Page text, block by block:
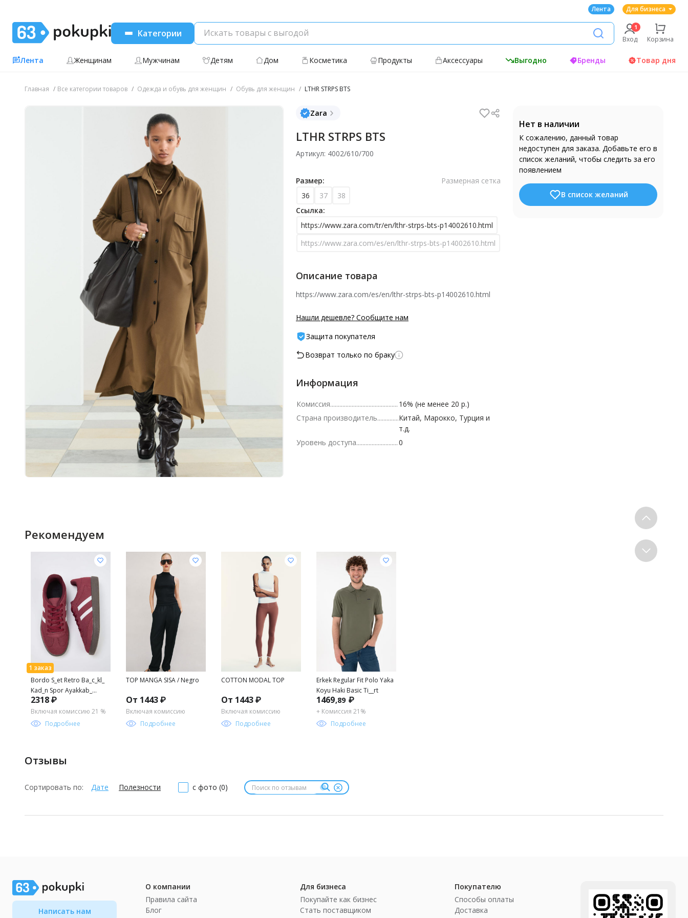
Лента Для бизнеса
Категории
Вход Корзина
Лента Женщинам Мужчинам Детям Дом Косметика Продукты Аксессуары Выгодно Бренды Товар дня
Главная Все категории товаров Одежда и обувь для женщин Обувь для женщин LTHR STRPS BTS
Zara
LTHR STRPS BTS
Артикул: 4002/610/700
Размер:
Размерная сетка
36
37
38
Ссылка:
https://www.zara.com/tr/en/lthr-strps-bts-p14002610.html
https://www.zara.com/es/en/lthr-strps-bts-p14002610.html
Нет в наличии
К сожалению, данный товар
недоступен для заказа. Добавьте его в
список желаний, чтобы следить за его
появлением
В список желаний
Описание товара
https://www.zara.com/es/en/lthr-strps-bts-p14002610.html
Нашли дешевле? Сообщите нам
Защита покупателя
Возврат только по браку
Информация
Комиссия
16% (не менее 20 р.)
Страна производитель
Китай, Марокко, Турция и
т.д.
Уровень доступа
0
Рекомендуем
Bordo S_et Retro Ba_c_kl_
Kad_n Spor Ayakkab_
TAKAW25SN00005
2318 ₽
Включая комиссию 21 %
Подробнее
TOP MANGA SISA / Negro
От 1443 ₽
Включая комиссию
Подробнее
COTTON MODAL TOP
От 1443 ₽
Включая комиссию
Подробнее
Erkek Regular Fit Polo Yaka
Koyu Haki Basic Ti__rt
1469,89 ₽
+ Комиссия 21%
Подробнее
Отзывы
Сортировать по: Дате Полезности с фото (0)
Написать нам
О компании
Правила сайта
Блог
Для бизнеса
Покупайте как бизнес
Стать поставщиком
Покупателю
Способы оплаты
Доставка